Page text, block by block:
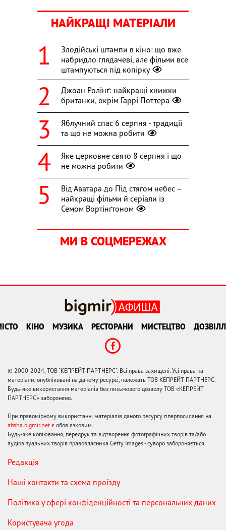
НАЙКРАЩІ МАТЕРІАЛИ
Злодійські штампи в кіно: що вже
набридло глядачеві, але фільми все
штампуються під копірку
Джоан Ролінґ: найкращі книжки
британки, окрім Гаррі Поттера
Яблучний спас 6 серпня - традиції
та що не можна робити
Яке церковне свято 8 серпня і що
не можна робити
Від Аватара до Під стягом небес –
найкращі фільми й серіали із
Семом Вортінґтоном
МИ В СОЦМЕРЕЖАХ
КІНО МУЗИКА РЕСТОРАНИ МИСТЕЦТВО
© 2000-2024, ТОВ "КЕПРЕЙТ ПАРТНЕРС". Всі права захищені. Усі права на
матеріали, опубліковані на даному ресурсі, належать ТОВ КЕПРЕЙТ ПАРТНЕРС.
Будь-яке використання матеріалів без письмового дозволу ТОВ «КЕПРЕЙТ
ПАРТНЕРС» заборонено.
При правомірному використанні матеріалів даного ресурсу гіперпосилання на
afisha.bigmir.net є обов'язковим.
Будь-яке копіювання, передрук та відтворення фотографічних творів та/або
аудіовізуальних творів правовласника Getty Images - суворо забороняється.
Редакція
Наші контакти та схема проїзду
Політика у сфері конфіденційності та персональних даних
Користувача угода